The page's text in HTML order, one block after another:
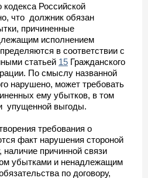
кодекса Российской
что должник обязан
причиненные
исполнением
в соответствии с
статьей 15 Гражданского
По смыслу названной
нарушено, может требовать
ему убытков, в том
упущенной выгоды.
требования о
факт нарушения стороной
наличие причинной связи
убытками и ненадлежащим
по договору,